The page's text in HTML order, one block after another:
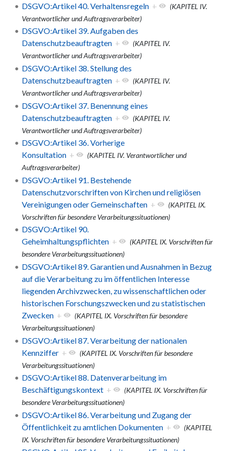
DSGVO:Artikel 40. Verhaltensregeln +
(KAPITEL IV.
Verantwortlicher und Auftragsverarbeiter)
DSGVO:Artikel 39. Aufgaben des
Datenschutzbeauftragten +
(KAPITEL IV.
Verantwortlicher und Auftragsverarbeiter)
DSGVO:Artikel 38. Stellung des
Datenschutzbeauftragten +
(KAPITEL IV.
Verantwortlicher und Auftragsverarbeiter)
DSGVO:Artikel 37. Benennung eines
Datenschutzbeauftragten +
(KAPITEL IV.
Verantwortlicher und Auftragsverarbeiter)
DSGVO:Artikel 36. Vorherige
Konsultation +
(KAPITEL IV. Verantwortlicher und
Auftragsverarbeiter)
DSGVO:Artikel 91. Bestehende
Datenschutzvorschriften von Kirchen und religiösen
Vereinigungen oder Gemeinschaften +
(KAPITEL IX.
Vorschriften für besondere Verarbeitungssituationen)
DSGVO:Artikel 90.
Geheimhaltungspflichten +
(KAPITEL IX. Vorschriften für
besondere Verarbeitungssituationen)
DSGVO:Artikel 89. Garantien und Ausnahmen in Bezug
auf die Verarbeitung zu im öffentlichen Interesse
liegenden Archivzwecken, zu wissenschaftlichen oder
historischen Forschungszwecken und zu statistischen
Zwecken +
(KAPITEL IX. Vorschriften für besondere
Verarbeitungssituationen)
DSGVO:Artikel 87. Verarbeitung der nationalen
Kennziffer +
(KAPITEL IX. Vorschriften für besondere
Verarbeitungssituationen)
DSGVO:Artikel 88. Datenverarbeitung im
Beschäftigungskontext +
(KAPITEL IX. Vorschriften für
besondere Verarbeitungssituationen)
DSGVO:Artikel 86. Verarbeitung und Zugang der
Öffentlichkeit zu amtlichen Dokumenten +
(KAPITEL
IX. Vorschriften für besondere Verarbeitungssituationen)